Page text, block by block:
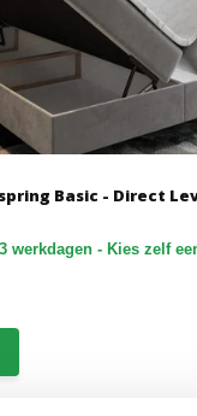
Basic - Direct
werkdagen - Kies zelf